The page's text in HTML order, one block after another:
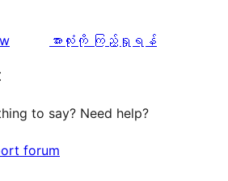
သုံးသပ်
အားလုံးကို ကြည့်ရှုရန်
to say? Need help?
forum